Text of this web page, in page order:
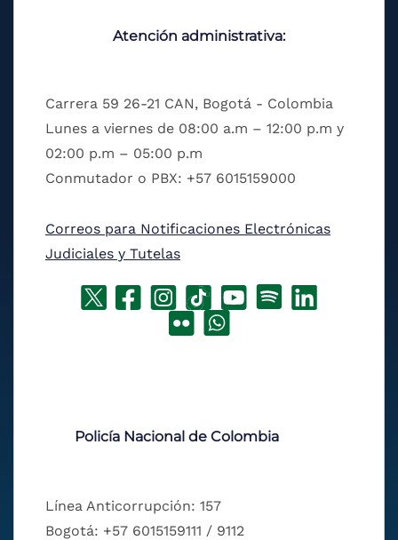
Atención administrativa:
Carrera 59 26-21 CAN, Bogotá - Colombia
Lunes a viernes de 08:00 a.m – 12:00 p.m y
02:00 p.m – 05:00 p.m
Conmutador o PBX: +57 6015159000
Correos para Notificaciones Electrónicas
Judiciales y Tutelas
Policía Nacional de Colombia
Línea Anticorrupción: 157
Bogotá: +57 6015159111 / 9112